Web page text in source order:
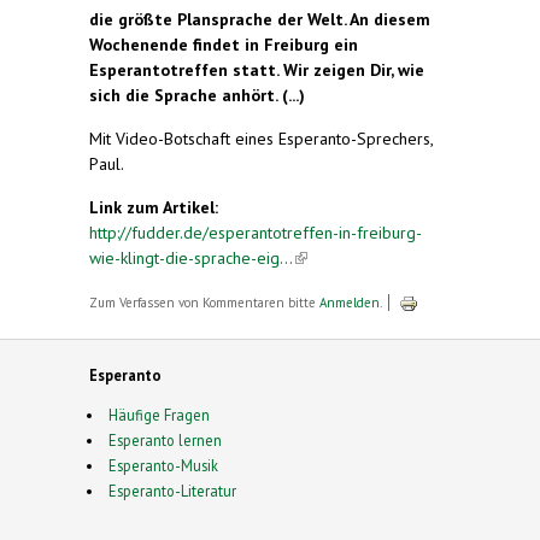
die größte Plansprache der Welt. An diesem
Wochenende findet in Freiburg ein
Esperantotreffen statt. Wir zeigen Dir, wie
sich die Sprache anhört. (...)
Mit Video-Botschaft eines Esperanto-Sprechers,
Paul.
Link zum Artikel:
http://fudder.de/esperantotreffen-in-freiburg-
wie-klingt-die-sprache-eig...(link is external)
Zum Verfassen von Kommentaren bitte Anmelden
Esperanto
Häufige Fragen
Esperanto lernen
Esperanto-Musik
Esperanto-Literatur